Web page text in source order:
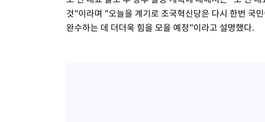
것"이라며 "오늘을 계기로 조국혁신당은 다시 한번 국
완수하는 데 더더욱 힘을 모을 예정"이라고 설명했다.